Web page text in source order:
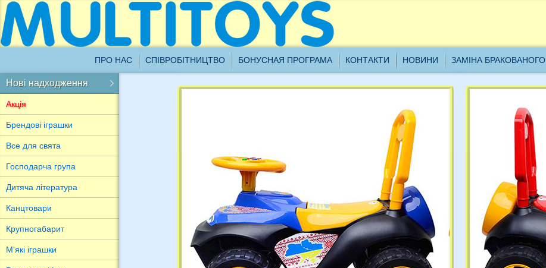
ПРО НАС СПІВРОБІТНИЦТВО БОНУСНАЯ ПРОГРАМА КОНТАКТИ НОВИНИ ЗАМІНА БРАКОВАНОГО
Нові надходження
Акція
Брендові іграшки
Все для свята
Господарча група
Дитяча література
Канцтовари
Крупногабарит
М'які іграшки
Шановні клієнти, наш склад проводить інвентаризацію з
18.01.2021 до 21.01.2021 включно, всі замовлення будуть